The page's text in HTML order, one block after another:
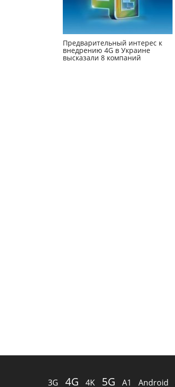
Предварительный интерес к
внедрению 4G в Украине
высказали 8 компаний
3G 4G 4K 5G A1 Android